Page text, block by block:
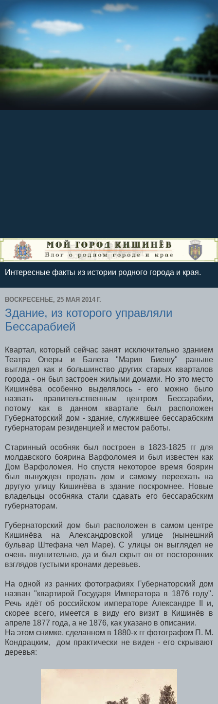
Интересные факты из истории родного города и края.
ВОСКРЕСЕНЬЕ, 25 МАЯ 2014 Г.
Здание, из которого управляли
Бессарабией
Квартал, который сейчас занят исключительно зданием
Театра Оперы и Балета "Мария Биешу" раньше
выглядел как и большинство других старых кварталов
города - он был застроен жилыми домами. Но это место
Кишинёва особенно выделялось - его можно было
назвать правительственным центром Бессарабии,
потому как в данном квартале был расположен
Губернаторский дом - здание, служившее бессарабским
губернаторам резиденцией и местом работы.
Старинный особняк был построен в 1823-1825 гг для
молдавского боярина Варфоломея и был известен как
Дом Варфоломея. Но спустя некоторое время боярин
был вынужден продать дом и самому переехать на
другую улицу Кишинёва в здание поскромнее. Новые
владельцы особняка стали сдавать его бессарабским
губернаторам.
Губернаторский дом был расположен в самом центре
Кишинёва на Александровской улице (нынешний
бульвар Штефана чел Маре). С улицы он выглядел не
очень внушительно, да и был скрыт он от посторонних
взглядов густыми кронами деревьев.
На одной из ранних фотографиях Губернаторский дом
назван "квартирой Государя Императора в 1876 году".
Речь идёт об российском императоре Александре II и,
скорее всего, имеется в виду его визит в Кишинёв в
апреле 1877 года, а не 1876, как указано в описании.
На этом снимке, сделанном в 1880-х гг фотографом П. М.
Кондрацким, дом практически не виден - его скрывают
деревья: